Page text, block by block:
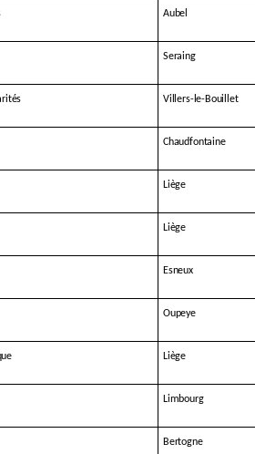
Aubel
Seraing
Villers-le-Bouillet
Chaudfontaine
Liège
Liège
Esneux
Oupeye
Liège
Limbourg
Bertogne